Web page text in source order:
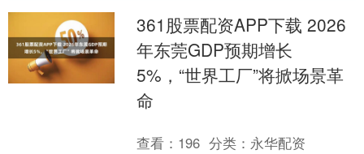
名工作的....
361股票配资APP下载 2026
年东莞GDP预期增长
5%，“世界工厂”将掀场景革
命
查看： 196 分类： 永华配资